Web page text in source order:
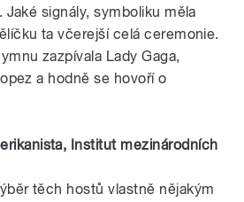
. Jaké signály, symboliku měla
ta včerejší celá ceremonie.
zazpívala Lady Gaga,
a hodně se hovoří o
, Institut mezinárodních
těch hostů vlastně nějakým